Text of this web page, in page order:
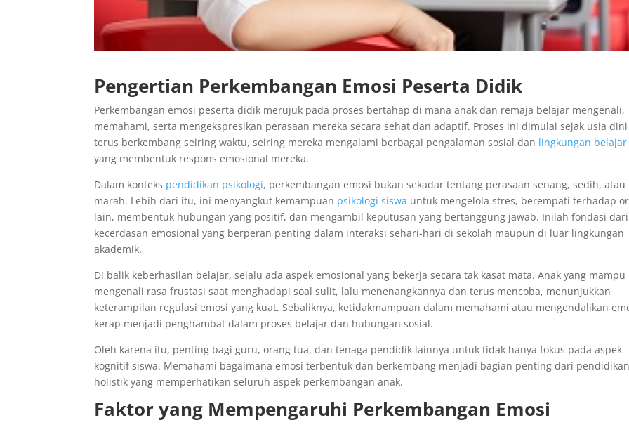
Pengertian Perkembangan Emosi Peserta Didik
Perkembangan emosi peserta didik merujuk pada proses bertahap di mana anak dan remaja belajar mengenali,
memahami, serta mengekspresikan perasaan mereka secara sehat dan adaptif. Proses ini dimulai sejak usia
terus berkembang seiring waktu, seiring mereka mengalami berbagai pengalaman sosial dan lingkungan belajar
yang membentuk respons emosional mereka.
Dalam konteks pendidikan psikologi, perkembangan emosi bukan sekadar tentang perasaan senang, sedih, atau
marah. Lebih dari itu, ini menyangkut kemampuan psikologi siswa untuk mengelola stres, berempati terhadap
lain, membentuk hubungan yang positif, dan mengambil keputusan yang bertanggung jawab. Inilah fondasi dari
kecerdasan emosional yang berperan penting dalam interaksi sehari-hari di sekolah maupun di luar lingkungan
akademik.
Di balik keberhasilan belajar, selalu ada aspek emosional yang bekerja secara tak kasat mata. Anak yang mampu
mengenali rasa frustasi saat menghadapi soal sulit, lalu menenangkannya dan terus mencoba, menunjukkan
keterampilan regulasi emosi yang kuat. Sebaliknya, ketidakmampuan dalam memahami atau mengendalikan
kerap menjadi penghambat dalam proses belajar dan hubungan sosial.
Oleh karena itu, penting bagi guru, orang tua, dan tenaga pendidik lainnya untuk tidak hanya fokus pada aspek
kognitif siswa. Memahami bagaimana emosi terbentuk dan berkembang menjadi bagian penting dari pendidikan
holistik yang memperhatikan seluruh aspek perkembangan anak.
Faktor yang Mempengaruhi Perkembangan Emosi